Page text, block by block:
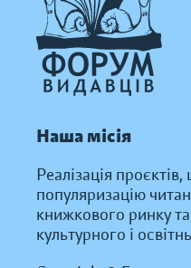
Наша місія
Реалізація
популяризацію
книжкового ринку
культурного і